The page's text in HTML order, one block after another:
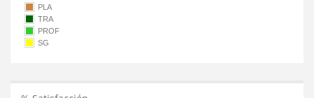
PLA
TRA
PROF
SG